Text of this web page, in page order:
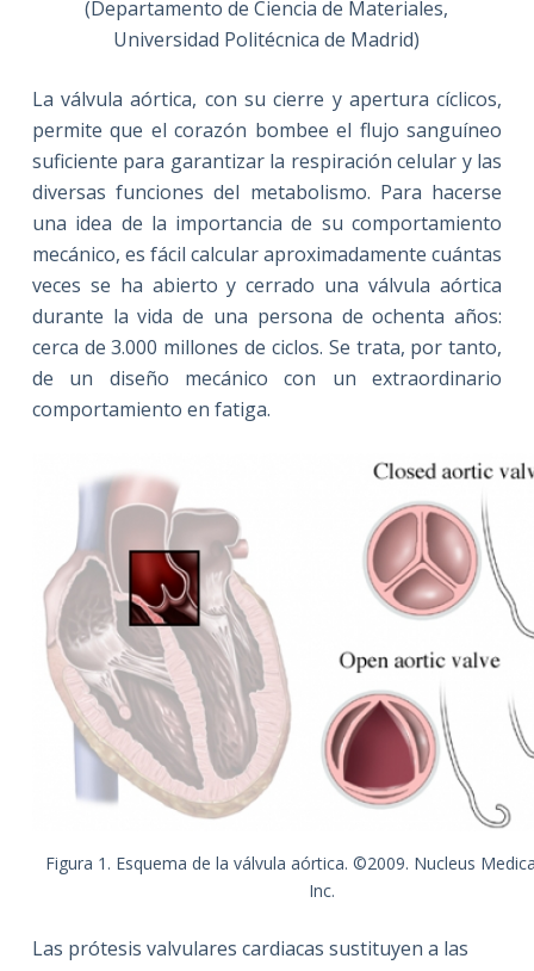
(Departamento de Ciencia de Materiales,
Universidad Politécnica de Madrid)
La válvula aórtica, con su cierre y apertura cíclicos,
permite que el corazón bombee el flujo sanguíneo
suficiente para garantizar la respiración celular y las
diversas funciones del metabolismo. Para hacerse
una idea de la importancia de su comportamiento
mecánico, es fácil calcular aproximadamente cuántas
veces se ha abierto y cerrado una válvula aórtica
durante la vida de una persona de ochenta años:
cerca de 3.000 millones de ciclos. Se trata, por tanto,
de un diseño mecánico con un extraordinario
comportamiento en fatiga.
Figura 1. Esquema de la válvula aórtica. ©2009. Nucleus
Inc.
Las prótesis valvulares cardiacas sustituyen a las